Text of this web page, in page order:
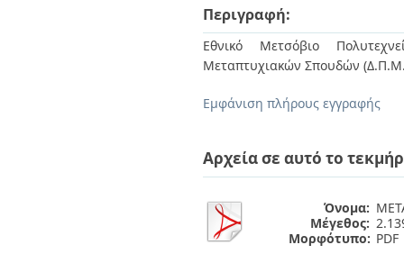
Περιγραφή:
Εθνικό Μετσόβιο
Μεταπτυχιακών Σπουδών
Εμφάνιση πλήρους εγγραφής
Αρχεία σε αυτό το
Όνομα:
Μέγεθος:
Μορφότυπο: PDF